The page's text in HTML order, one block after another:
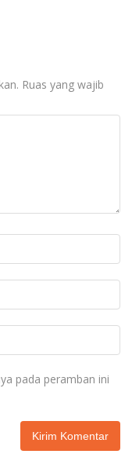
Ruas yang wajib
pada peramban ini